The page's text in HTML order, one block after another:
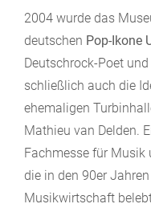
2004 wurde das
deutschen Pop-Ikone
Deutschrock-Poet
schließlich auch die
ehemaligen
Mathieu van Delden.
Fachmesse für Musik
die in den 90er
Musikwirtschaft